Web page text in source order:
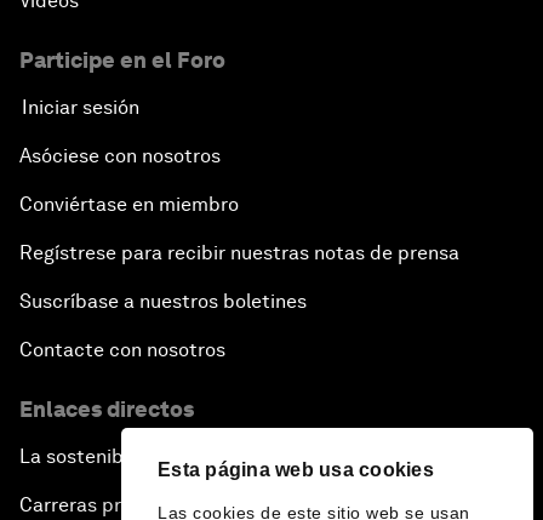
Esta página web usa cookies
Las cookies de este sitio web se usan
Participe en el Foro
Iniciar sesión
Asóciese con nosotros
Conviértase en miembro
Regístrese para recibir nuestras notas de prensa
Suscríbase a nuestros boletines
Contacte con nosotros
Enlaces directos
La sostenibilidad en el Foro
Carreras profesionales